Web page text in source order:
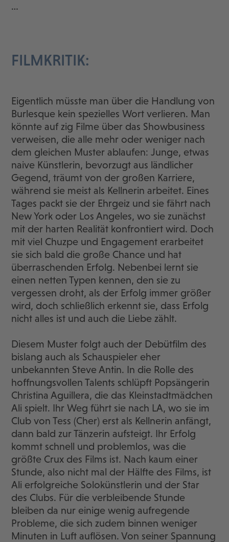
…
FILMKRITIK:
Eigentlich müsste man über die Handlung von
Burlesque kein spezielles Wort verlieren. Man
könnte auf zig Filme über das Showbusiness
verweisen, die alle mehr oder weniger nach
dem gleichen Muster ablaufen: Junge, etwas
naive Künstlerin, bevorzugt aus ländlicher
Gegend, träumt von der großen Karriere,
während sie meist als Kellnerin arbeitet. Eines
Tages packt sie der Ehrgeiz und sie fährt nach
New York oder Los Angeles, wo sie zunächst
mit der harten Realität konfrontiert wird. Doch
mit viel Chuzpe und Engagement erarbeitet
sie sich bald die große Chance und hat
überraschenden Erfolg. Nebenbei lernt sie
einen netten Typen kennen, den sie zu
vergessen droht, als der Erfolg immer größer
wird, doch schließlich erkennt sie, dass Erfolg
nicht alles ist und auch die Liebe zählt.
Diesem Muster folgt auch der Debütfilm des
bislang auch als Schauspieler eher
unbekannten Steve Antin. In die Rolle des
hoffnungsvollen Talents schlüpft Popsängerin
Christina Aguillera, die das Kleinstadtmädchen
Ali spielt. Ihr Weg führt sie nach LA, wo sie im
Club von Tess (Cher) erst als Kellnerin anfängt,
dann bald zur Tänzerin aufsteigt. Ihr Erfolg
kommt schnell und problemlos, was die
größte Crux des Films ist. Nach kaum einer
Stunde, also nicht mal der Hälfte des Films, ist
Ali erfolgreiche Solokünstlerin und der Star
des Clubs. Für die verbleibende Stunde
bleiben da nur einige wenig aufregende
Probleme, die sich zudem binnen weniger
Minuten in Luft auflösen. Von seiner Spannung